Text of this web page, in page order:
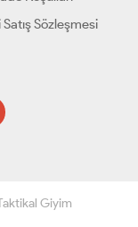
Sözleşmesi
Giyim